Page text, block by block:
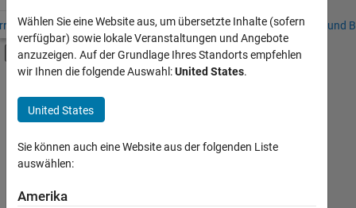
– Übersicht Stellensuche Niederlassungen Studierende und
Umschaltung für Off-Canvas-
Hauptinhalt
Commercial Sales
Customer Support
Education Sales
Inside Sales
Sales Operations
+7
Derzeit
Wählen Sie eine Website aus, um übersetzte Inhalte (sofern
verfügbar) sowie lokale Veranstaltungen und Angebote
anzuzeigen. Auf der Grundlage Ihres Standorts empfehlen
wir Ihnen die folgende Auswahl:United States.
United States
Sie können auch eine Website aus der folgenden Liste
auswählen:
Amerika